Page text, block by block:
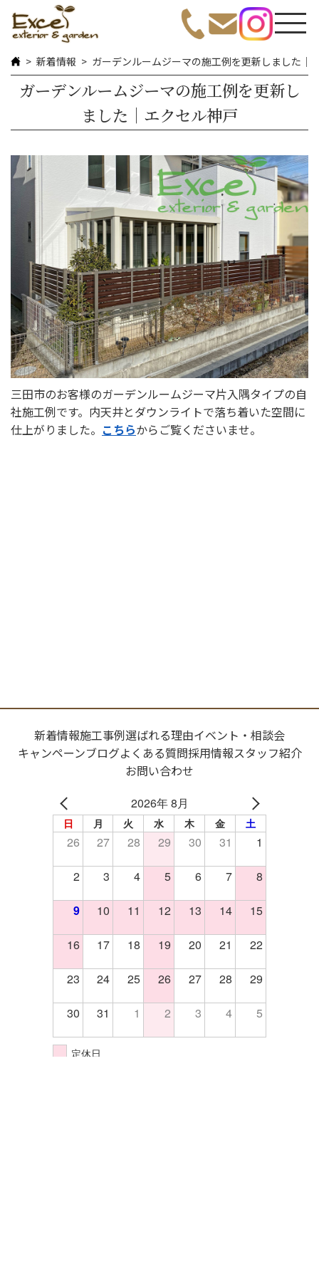
選ばれる理由
新着情報 ガーデンルームジーマの施工例を更新しました｜
ガーデンルームジーマの施工例を更新し
ました｜エクセル神戸
三田市のお客様のガーデンルームジーマ片入隅タイプの自
社施工例です。内天井とダウンライトで落ち着いた空間に
仕上がりました。 こちらからご覧くださいませ。
新着情報施工事例選ばれる理由イベント・相談会
キャンペーンブログよくある質問採用情報スタッフ紹介
お問い合わせ
2026年 8月
日 月 火 水 木 金 土
26 27 28 29 30 31 1
2 3 4 5 6 7 8
9 10 11 12 13 14 15
16 17 18 19 20 21 22
23 24 25 26 27 28 29
30 31 1 2 3 4 5
定休日